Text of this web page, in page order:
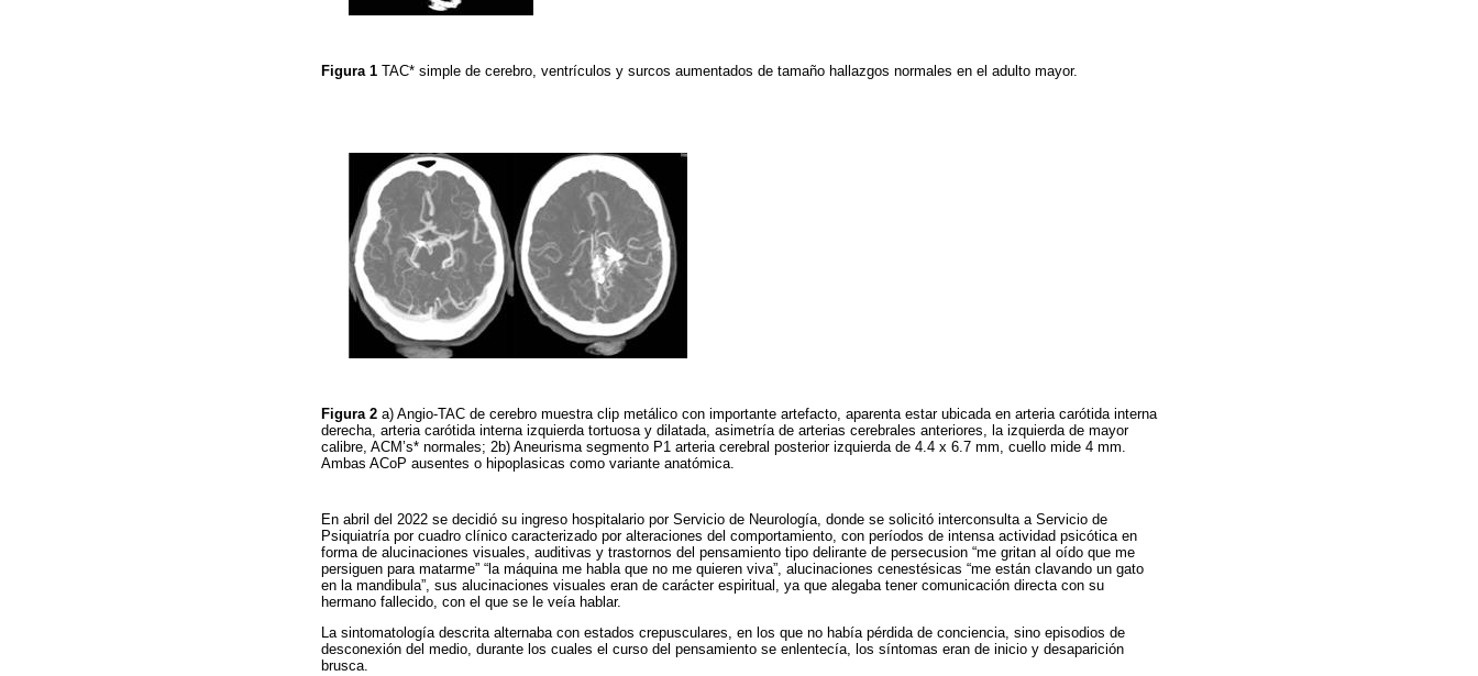
Figura 1 TAC* simple de cerebro, ventrículos y surcos aumentados de tamaño hallazgos normales en el adulto mayor.
Figura 2 a) Angio-TAC de cerebro muestra clip metálico con importante artefacto, aparenta estar ubicada en arteria carótida interna
derecha, arteria carótida interna izquierda tortuosa y dilatada, asimetría de arterias cerebrales anteriores, la izquierda de mayor
calibre, ACM’s* normales; 2b) Aneurisma segmento P1 arteria cerebral posterior izquierda de 4.4 x 6.7 mm, cuello mide 4 mm.
Ambas ACoP ausentes o hipoplasicas como variante anatómica.
En abril del 2022 se decidió su ingreso hospitalario por Servicio de Neurología, donde se solicitó interconsulta a Servicio de
Psiquiatría por cuadro clínico caracterizado por alteraciones del comportamiento, con períodos de intensa actividad psicótica en
forma de alucinaciones visuales, auditivas y trastornos del pensamiento tipo delirante de persecusion “me gritan al oído que me
persiguen para matarme” “la máquina me habla que no me quieren viva”, alucinaciones cenestésicas “me están clavando un gato
en la mandibula”, sus alucinaciones visuales eran de carácter espiritual, ya que alegaba tener comunicación directa con su
hermano fallecido, con el que se le veía hablar.
La sintomatología descrita alternaba con estados crepusculares, en los que no había pérdida de conciencia, sino episodios de
desconexión del medio, durante los cuales el curso del pensamiento se enlentecía, los síntomas eran de inicio y desaparición
brusca.